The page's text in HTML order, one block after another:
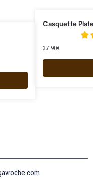
Casquette
37.90€